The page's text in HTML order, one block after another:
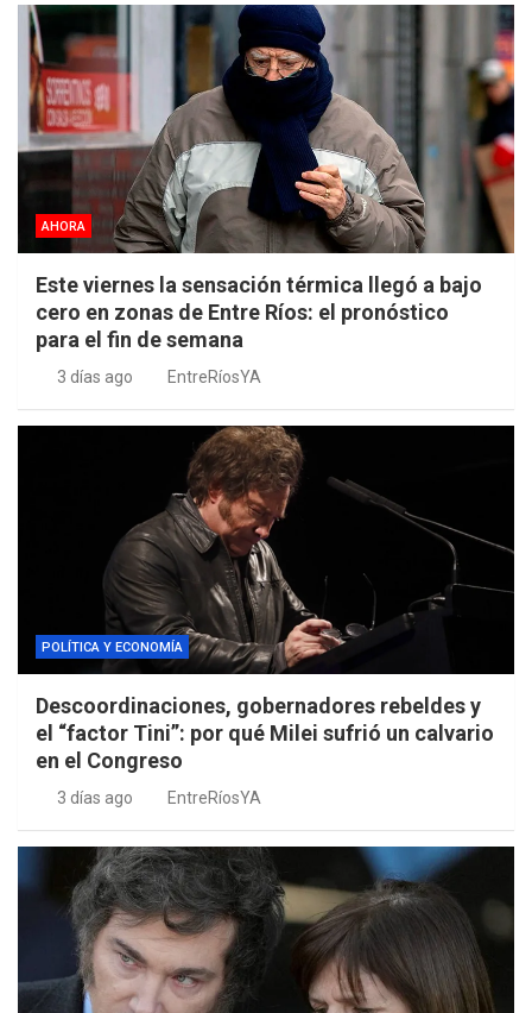
AHORA
Este viernes la sensación térmica llegó a bajo
cero en zonas de Entre Ríos: el pronóstico
para el fin de semana
3 días ago EntreRíosYA
POLÍTICA Y ECONOMÍA
Descoordinaciones, gobernadores rebeldes y
el “factor Tini”: por qué Milei sufrió un calvario
en el Congreso
3 días ago EntreRíosYA